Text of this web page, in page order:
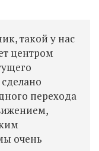
такой у нас
центром
перехода
очень